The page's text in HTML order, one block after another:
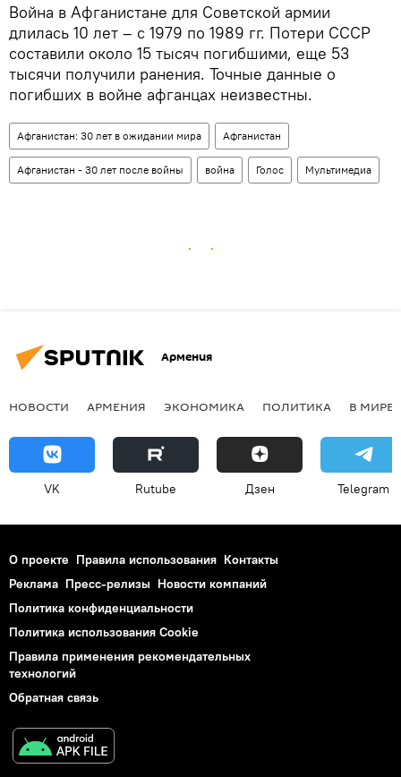
Война в Афганистане для Советской армии
длилась 10 лет – с 1979 по 1989 гг. Потери СССР
составили около 15 тысяч погибшими, еще 53
тысячи получили ранения. Точные данные о
погибших в войне афганцах неизвестны.
Афганистан: 30 лет в ожидании мира Афганистан
Афганистан - 30 лет после войны война Голос Мультимедиа
Армения
НОВОСТИ АРМЕНИЯ ЭКОНОМИКА ПОЛИТИКА В МИРЕ
VK Rutube Дзен Telegram
О проекте Правила использования Контакты
Реклама Пресс-релизы Новости компаний
Политика конфиденциальности
Политика использования Cookie
Правила применения рекомендательных
технологий
Обратная связь